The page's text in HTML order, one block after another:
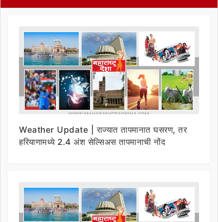
Weather Update | राज्यात तापमानात घसरण, तर
हरियाणामध्ये 2.4 अंश सेल्सिअस तापमानाची नोंद